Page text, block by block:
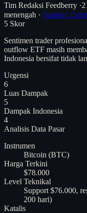
Tim Redaksi Feedberry ·
menengah · Sumber:
5 Skor
Sentimen trader
outflow ETF masih
Indonesia bersifat tidak
Urgensi
6
Luas Dampak
5
Dampak Indonesia
4
Analisis Data Pasar
Instrumen
Bitcoin (BTC)
Harga Terkini
$78.000
Level Teknikal
Support $76.000,
200 hari)
Katalis